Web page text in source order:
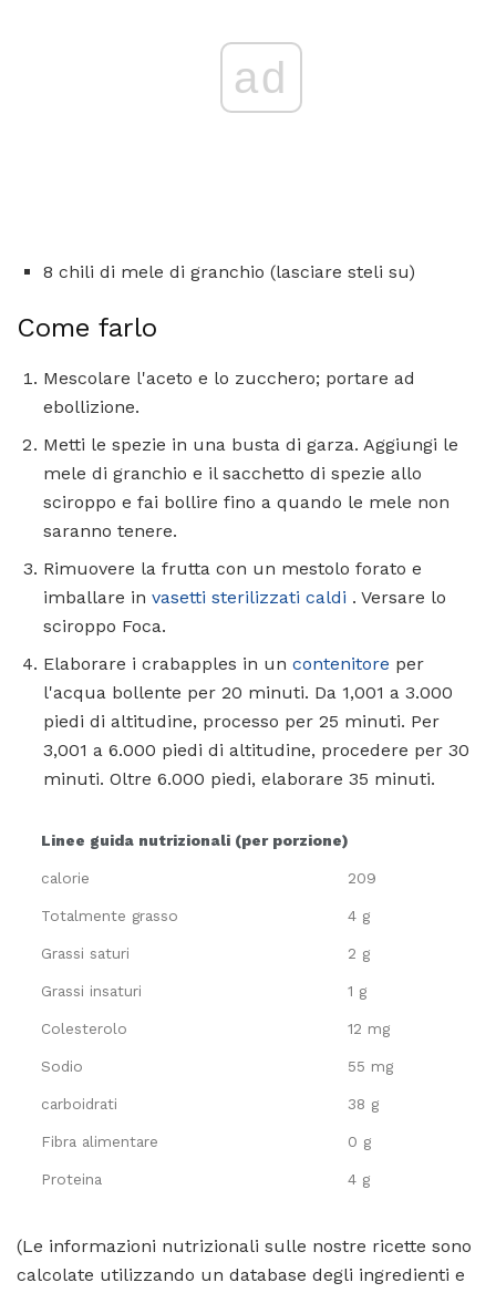
ad
8 chili di mele di granchio (lasciare steli su)
Come farlo
Mescolare l'aceto e lo zucchero; portare ad
ebollizione.
Metti le spezie in una busta di garza. Aggiungi le
mele di granchio e il sacchetto di spezie allo
sciroppo e fai bollire fino a quando le mele non
saranno tenere.
Rimuovere la frutta con un mestolo forato e
imballare in vasetti sterilizzati caldi . Versare lo
sciroppo Foca.
Elaborare i crabapples in un contenitore per
l'acqua bollente per 20 minuti. Da 1,001 a 3.000
piedi di altitudine, processo per 25 minuti. Per
3,001 a 6.000 piedi di altitudine, procedere per 30
minuti. Oltre 6.000 piedi, elaborare 35 minuti.
Linee guida nutrizionali (per porzione)
calorie 209
Totalmente grasso 4 g
Grassi saturi 2 g
Grassi insaturi 1 g
Colesterolo 12 mg
Sodio 55 mg
carboidrati 38 g
Fibra alimentare 0 g
Proteina 4 g
(Le informazioni nutrizionali sulle nostre ricette sono
calcolate utilizzando un database degli ingredienti e